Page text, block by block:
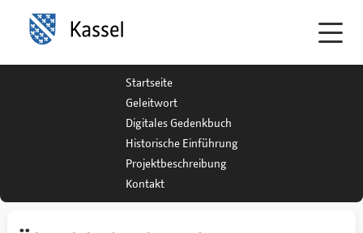
Startseite
Geleitwort
Digitales Gedenkbuch
Historische Einführung
Projektbeschreibung
Kontakt